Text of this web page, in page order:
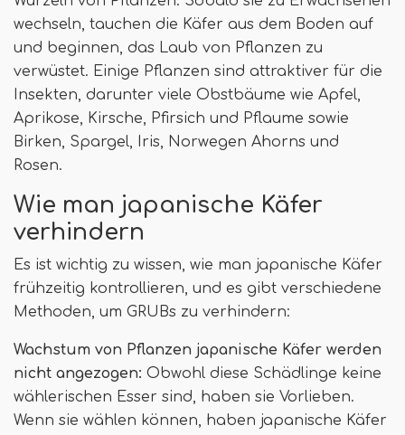
wechseln, tauchen die Käfer aus dem Boden auf
und beginnen, das Laub von Pflanzen zu
verwüstet. Einige Pflanzen sind attraktiver für die
Insekten, darunter viele Obstbäume wie Apfel,
Aprikose, Kirsche, Pfirsich und Pflaume sowie
Birken, Spargel, Iris, Norwegen Ahorns und
Rosen.
Wie man japanische Käfer
verhindern
Es ist wichtig zu wissen, wie man japanische Käfer
frühzeitig kontrollieren, und es gibt verschiedene
Methoden, um GRUBs zu verhindern:
Wachstum von Pflanzen japanische Käfer werden
nicht angezogen: Obwohl diese Schädlinge keine
wählerischen Esser sind, haben sie Vorlieben.
Wenn sie wählen können, haben japanische Käfer